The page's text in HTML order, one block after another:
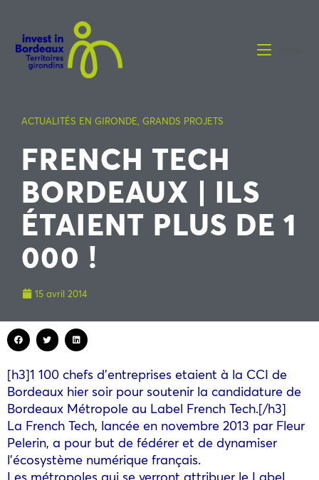
ACTUALITÉS EN GIRONDE, GRANDS PROJETS
FRENCH TECH
BORDEAUX | ILS
ÉTAIENT PLUS DE 1
000 !
15 avril 2014
[h3]1 100 chefs d’entreprises etaient à la CCI de
Bordeaux hier soir pour soutenir la candidature de
Bordeaux Métropole au Label French Tech.[/h3]
La French Tech, lancée en novembre 2013 par Fleur
Pelerin, a pour but de fédérer et de dynamiser
l’écosystème numérique français.
Les métropoles qui se verront attribuer le Label